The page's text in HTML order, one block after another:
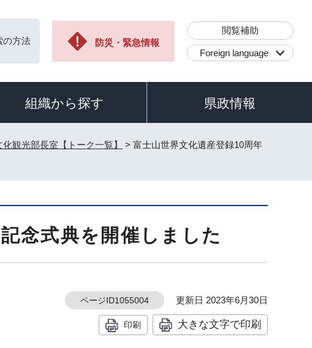
の方法 防災・緊急情報
閲覧補助
Foreign language
組織から探す 県政情報
観光部長室【トーク一覧】
> 富士山世界文化遺産登録10周年
念式典を開催しました
ページID1055004 更新日 2023年6月30日
印刷 大きな文字で印刷